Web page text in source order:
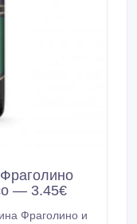
— 3.45€
Фраголино и